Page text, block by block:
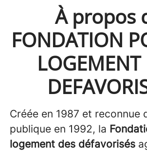
À propos
FONDATION
LOGEMENT
Créée en 1987 et reconnue
publique en 1992, la
logement des défavorisés